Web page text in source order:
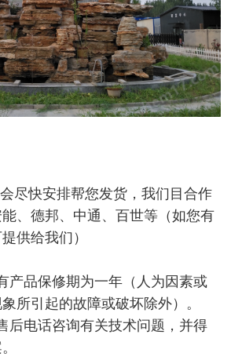
尽快安排帮您发货，我们目合作
、德邦、中通、百世等（如您有
供给我们）
产品保修期为一年（人为因素或
所引起的故障或破坏除外）。
后电话咨询有关技术问题，并得